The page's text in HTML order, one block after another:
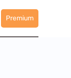
Premium